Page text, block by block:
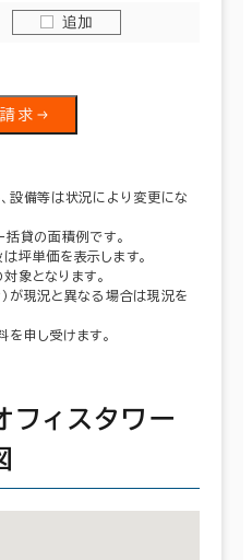
追加
求
設備等は状況により変更にな
括貸の面積例です。
坪単価を表示します。
象となります。
が現況と異なる場合は現況を
申し受けます。
フィスタワー